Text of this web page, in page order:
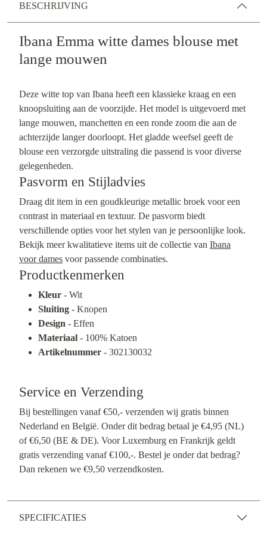
BESCHRIJVING
Ibana Emma witte dames blouse met
lange mouwen
Deze witte top van Ibana heeft een klassieke kraag en een
knoopsluiting aan de voorzijde. Het model is uitgevoerd met
lange mouwen, manchetten en een ronde zoom die aan de
achterzijde langer doorloopt. Het gladde weefsel geeft de
blouse een verzorgde uitstraling die passend is voor diverse
gelegenheden.
Pasvorm en Stijladvies
Draag dit item in een goudkleurige metallic broek voor een
contrast in materiaal en textuur. De pasvorm biedt
verschillende opties voor het stylen van je persoonlijke look.
Bekijk meer kwalitatieve items uit de collectie van Ibana
voor dames voor passende combinaties.
Productkenmerken
Kleur - Wit
Sluiting - Knopen
Design - Effen
Materiaal - 100% Katoen
Artikelnummer - 302130032
Service en Verzending
Bij bestellingen vanaf €50,- verzenden wij gratis binnen
Nederland en België. Onder dit bedrag betaal je €4,95 (NL)
of €6,50 (BE & DE). Voor Luxemburg en Frankrijk geldt
gratis verzending vanaf €100,-. Bestel je onder dat bedrag?
Dan rekenen we €9,50 verzendkosten.
SPECIFICATIES